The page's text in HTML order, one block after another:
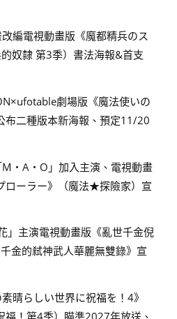
編電視動畫版《魔都精兵のス
奴隸 第3季）書法海報&首支
劇場版《魔法使いの
布二種版本新海報、預定11/20
・A・O」加入主演、電視動畫
ローラー》（魔法★探險家）宣
」主演電視動畫版《亂世千金倪
金的弒神武人華麗無雙錄》宣
晴らしい世界に祝福を！4》